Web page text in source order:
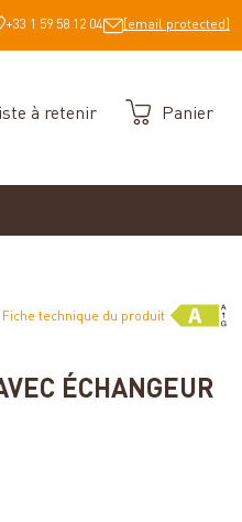
+33 1 59 58 12 04 [email protected]
à retenir Panier
Fiche technique du produit
ÉCHANGEUR